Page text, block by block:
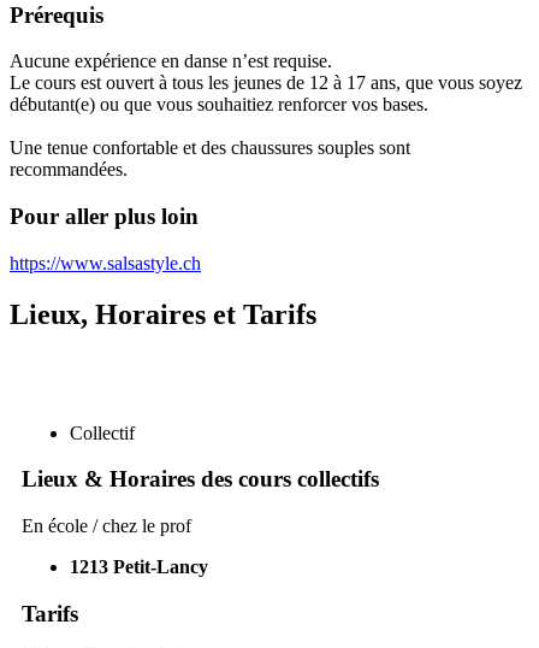
Prérequis
Aucune expérience en danse n’est requise.
Le cours est ouvert à tous les jeunes de 12 à 17 ans, que vous soyez
débutant(e) ou que vous souhaitiez renforcer vos bases.
Une tenue confortable et des chaussures souples sont
recommandées.
Pour aller plus loin
https://www.salsastyle.ch
Lieux, Horaires et Tarifs
Collectif
Lieux & Horaires des cours collectifs
En école / chez le prof
1213 Petit-Lancy
Tarifs